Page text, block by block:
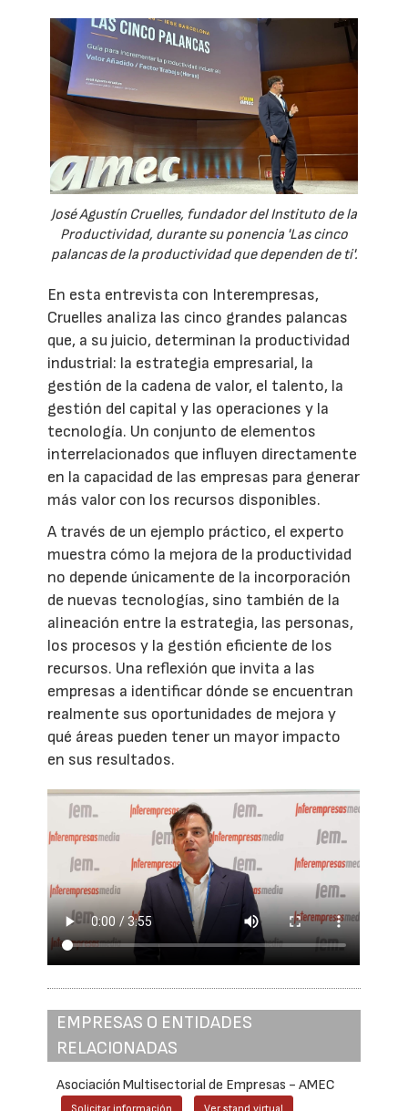
José Agustín Cruelles, fundador del Instituto de la
Productividad, durante su ponencia 'Las cinco
palancas de la productividad que dependen de ti'.
En esta entrevista con Interempresas,
Cruelles analiza las cinco grandes palancas
que, a su juicio, determinan la productividad
industrial: la estrategia empresarial, la
gestión de la cadena de valor, el talento, la
gestión del capital y las operaciones y la
tecnología. Un conjunto de elementos
interrelacionados que influyen directamente
en la capacidad de las empresas para generar
más valor con los recursos disponibles.
A través de un ejemplo práctico, el experto
muestra cómo la mejora de la productividad
no depende únicamente de la incorporación
de nuevas tecnologías, sino también de la
alineación entre la estrategia, las personas,
los procesos y la gestión eficiente de los
recursos. Una reflexión que invita a las
empresas a identificar dónde se encuentran
realmente sus oportunidades de mejora y
qué áreas pueden tener un mayor impacto
en sus resultados.
EMPRESAS O ENTIDADES
RELACIONADAS
Asociación Multisectorial de Empresas - AMEC